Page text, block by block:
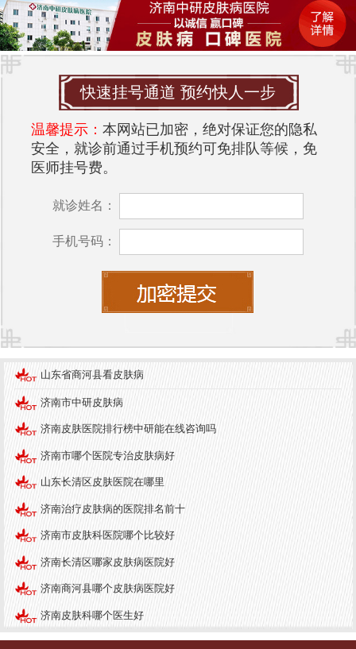
在预防皮肤病方面，保持良好的生活习惯至关重
要。首先，要注意饮食均衡，多摄入富含维生素和
矿物质的食物，保持皮肤的营养供给。其次，保持
充足的睡眠和适度的锻炼，有助于提高身体的免疫
力。此外，定期进行皮肤护理，选择适合自己肤质
的护肤品，能够有效改善皮肤状态。
在山东，选择一家专业的皮肤病医院进行治疗是非
专业的医疗团队而受到患者的信赖。医院环境优
雅，设施齐全，为患者提供了一个舒适的就医体
验。医院的医生团队由多位经验丰富的皮肤科专家
组成，他们能够根据患者的具体情况制定个性化的
治疗方案，确保治疗效果。
务。医院设有专门的护理团队，提供细致周到的护
理服务，帮助患者在治疗过程中缓解不适，促进康
复。无论是术后护理还是日常皮肤管理，医院都能
为患者提供专业的指导和支持。
总之，皮肤健康与环境变化密切相关，了解皮肤病
常识和预防措施是每个人都应该重视的。选择一家
专业的医院，如济南中研皮肤病医院，能够为皮肤
问题的治疗提供有力保障。通过科学的护理和治
疗，我们可以更好地维护皮肤健康，享受美好的生
活。
快速挂号通道 预约快人一步
温馨提示： 本网站已加密，绝对保证您的隐私
安全，就诊前通过手机预约可免排队等候，免
医师挂号费。
就诊姓名：
手机号码：
山东省商河县看皮肤病
济南市中研皮肤病
济南皮肤医院排行榜中研能在线咨询吗
济南市哪个医院专治皮肤病好
山东长清区皮肤医院在哪里
济南治疗皮肤病的医院排名前十
济南市皮肤科医院哪个比较好
济南长清区哪家皮肤病医院好
济南商河县哪个皮肤病医院好
济南皮肤科哪个医生好